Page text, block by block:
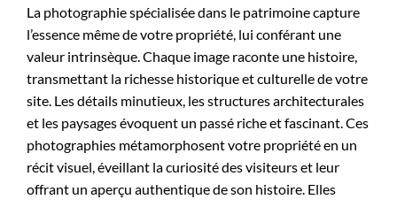
La photographie spécialisée dans le patrimoine capture
l’essence même de votre propriété, lui conférant une
valeur intrinsèque. Chaque image raconte une histoire,
transmettant la richesse historique et culturelle de votre
site. Les détails minutieux, les structures architecturales
et les paysages évoquent un passé riche et fascinant. Ces
photographies métamorphosent votre propriété en un
récit visuel, éveillant la curiosité des visiteurs et leur
offrant un aperçu authentique de son histoire. Elles